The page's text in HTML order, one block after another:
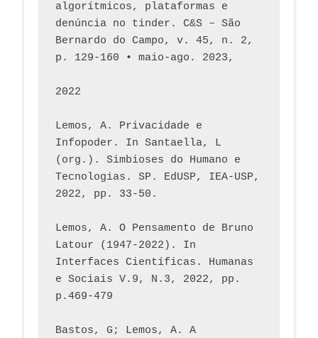
algorítmicos, plataformas e
denúncia no tinder. C&S – São
Bernardo do Campo, v. 45, n. 2,
p. 129-160 • maio-ago. 2023,
2022
Lemos, A. Privacidade e
Infopoder. In Santaella, L
(org.). Simbioses do Humano e
Tecnologias. SP. EdUSP, IEA-USP,
2022, pp. 33-50.
Lemos, A. O Pensamento de Bruno
Latour (1947-2022). In
Interfaces Científicas. Humanas
e Sociais V.9, N.3, 2022, pp.
p.469-479
Bastos, G; Lemos, A. A